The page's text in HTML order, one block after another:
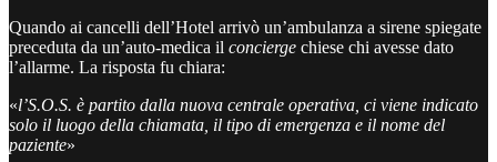
Quando ai cancelli dell’Hotel arrivò un’ambulanza a sirene spiegate
preceduta da un’auto-medica il concierge chiese chi avesse dato
l’allarme. La risposta fu chiara:
«l’S.O.S. è partito dalla nuova centrale operativa, ci viene indicato
solo il luogo della chiamata, il tipo di emergenza e il nome del
paziente»